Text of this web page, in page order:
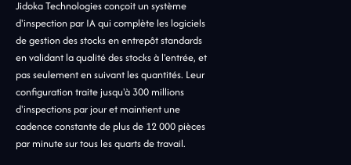
Jidoka Technologies conçoit un système
d'inspection par IA qui complète les logiciels
de gestion des stocks en entrepôt standards
en validant la qualité des stocks à l'entrée, et
pas seulement en suivant les quantités. Leur
configuration traite jusqu'à 300 millions
d'inspections par jour et maintient une
cadence constante de plus de 12 000 pièces
par minute sur tous les quarts de travail.